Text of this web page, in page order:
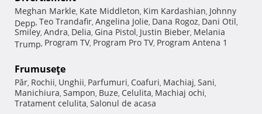
Meghan Markle, Kate Middleton, Kim Kardashian, Johnny
Depp, Teo Trandafir, Angelina Jolie, Dana Rogoz, Dani Otil,
Smiley, Andra, Delia, Gina Pistol, Justin Bieber, Melania
Trump, Program TV, Program Pro TV, Program Antena 1
Frumuseţe
Păr, Rochii, Unghii, Parfumuri, Coafuri, Machiaj, Sani,
Manichiura, Sampon, Buze, Celulita, Machiaj ochi,
Tratament celulita, Salonul de acasa